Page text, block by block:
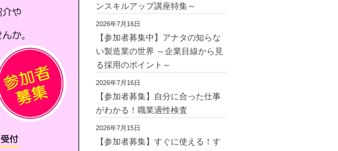
ンスキルアップ講座特集～
2026年7月16日
【参加者募集中】アナタの知らな
い製造業の世界 ～企業目線から見
る採用のポイント～
2026年7月16日
【参加者募集】自分に合った仕事
がわかる！職業適性検査
2026年7月15日
【参加者募集】すぐに使える！す